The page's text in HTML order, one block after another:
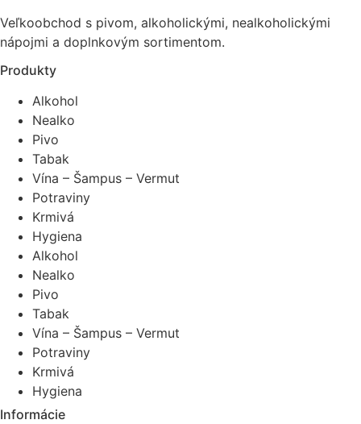
Veľkoobchod s pivom, alkoholickými, nealkoholickými
nápojmi a doplnkovým sortimentom.
Produkty
Alkohol
Nealko
Pivo
Tabak
Vína – Šampus – Vermut
Potraviny
Krmivá
Hygiena
Alkohol
Nealko
Pivo
Tabak
Vína – Šampus – Vermut
Potraviny
Krmivá
Hygiena
Informácie